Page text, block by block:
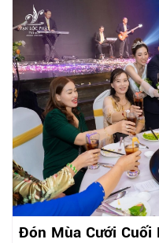
Đón Mùa Cưới Cuối